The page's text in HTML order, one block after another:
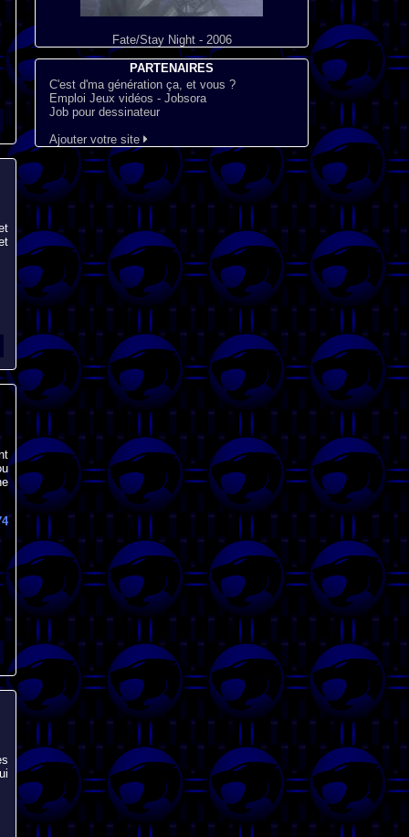
Fate/Stay Night - 2006
PARTENAIRES
C'est d'ma génération ça, et vous ?
Emploi Jeux vidéos - Jobsora
Job pour dessinateur
Ajouter votre site